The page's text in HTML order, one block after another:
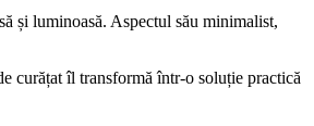
și luminoasă. Aspectul său minimalist,
curățat îl transformă într-o soluție practică